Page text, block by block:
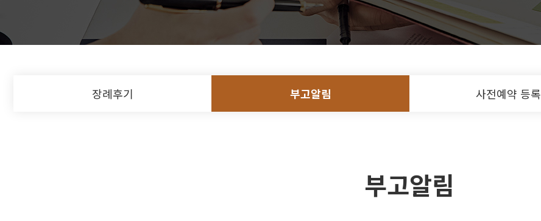
장례후기 부고알림 사전예약 등록
부고알림